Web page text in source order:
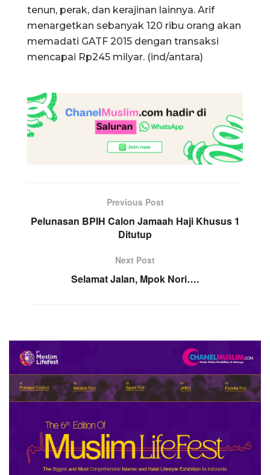
tenun, perak, dan kerajinan lainnya. Arif
menargetkan sebanyak 120 ribu orang akan
memadati GATF 2015 dengan transaksi
mencapai Rp245 milyar. (ind/antara)
Previous Post
Pelunasan BPIH Calon Jamaah Haji Khusus 1
Ditutup
Next Post
Selamat Jalan, Mpok Nori….